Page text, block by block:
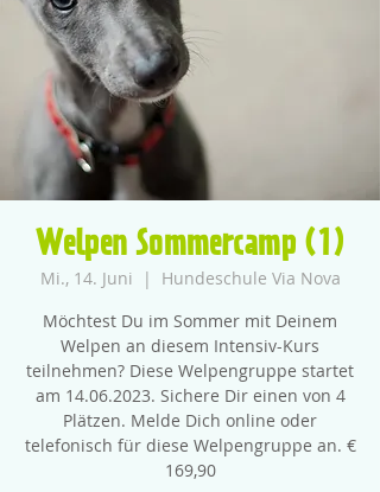
Welpen Sommercamp (1)
Mi., 14. Juni
  |
Hundeschule Via Nova
Möchtest Du im Sommer mit Deinem
Welpen an diesem Intensiv-Kurs
teilnehmen? Diese Welpengruppe startet
am 14.06.2023. Sichere Dir einen von 4
Plätzen. Melde Dich online oder
telefonisch für diese Welpengruppe an. €
169,90